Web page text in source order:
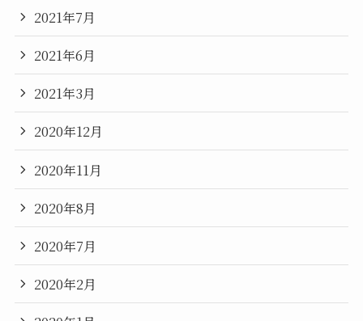
2021年7月
2021年6月
2021年3月
2020年12月
2020年11月
2020年8月
2020年7月
2020年2月